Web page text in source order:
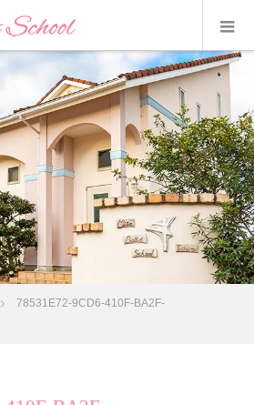
78531E72-9CD6-410F-BA2F-